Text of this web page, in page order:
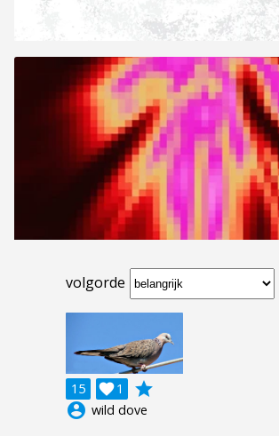
volgorde
15 1

grade
account_circle wild dove